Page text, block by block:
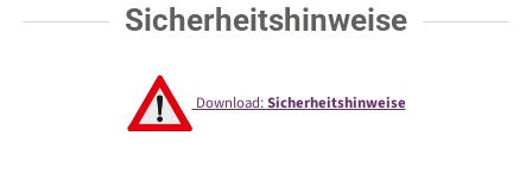
Sicherheitshinweise
Download:Sicherheitshinweise